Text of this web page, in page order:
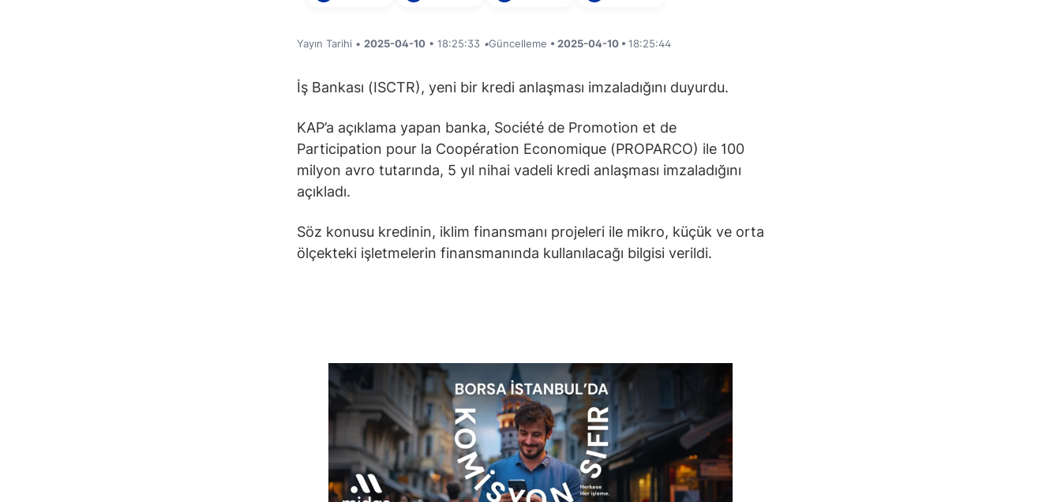
Yayın Tarihi • 2025-04-10 • 18:25:33 •Güncelleme • 2025-04-10 • 18:25:44
İş Bankası (ISCTR), yeni bir kredi anlaşması imzaladığını duyurdu.
KAP’a açıklama yapan banka, Société de Promotion et de
Participation pour la Coopération Economique (PROPARCO) ile 100
milyon avro tutarında, 5 yıl nihai vadeli kredi anlaşması imzaladığını
açıkladı.
Söz konusu kredinin, iklim finansmanı projeleri ile mikro, küçük ve orta
ölçekteki işletmelerin finansmanında kullanılacağı bilgisi verildi.